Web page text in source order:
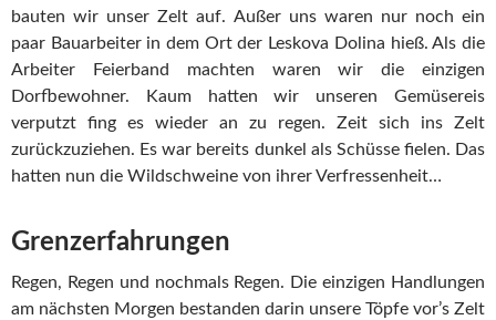
bauten wir unser Zelt auf. Außer uns waren nur noch ein
paar Bauarbeiter in dem Ort der Leskova Dolina hieß. Als die
Arbeiter Feierband machten waren wir die einzigen
Dorfbewohner. Kaum hatten wir unseren Gemüsereis
verputzt fing es wieder an zu regen. Zeit sich ins Zelt
zurückzuziehen. Es war bereits dunkel als Schüsse fielen. Das
hatten nun die Wildschweine von ihrer Verfressenheit…
Grenzerfahrungen
Regen, Regen und nochmals Regen. Die einzigen Handlungen
am nächsten Morgen bestanden darin unsere Töpfe vor’s Zelt